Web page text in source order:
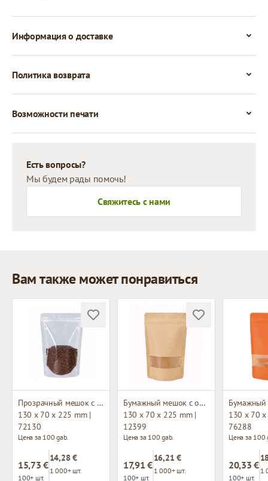
Информация о доставке
Политика возврата
Возможности печати
Есть вопросы?
Мы будем рады помочь!
Свяжитесь с нами
Вам также может понравиться
Прозрачный мешок с застежкой зип-лок
130 x 70 x 225 mm |
72130
Цена за 100 gab.
15,73 €
100+ шт.
14,28 €
1 000+ шт.
Бумажный мешок с окном и застежкой зип-лок
130 x 70 x 225 mm |
12399
Цена за 100 gab.
17,91 €
100+ шт.
16,21 €
1 000+ шт.
130 x 70
76288
Цена за 100
20,33 €
100+ шт.
1